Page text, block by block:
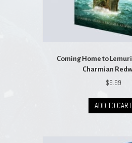
Coming Home to
Charmian
$9.99
ADD TO CART